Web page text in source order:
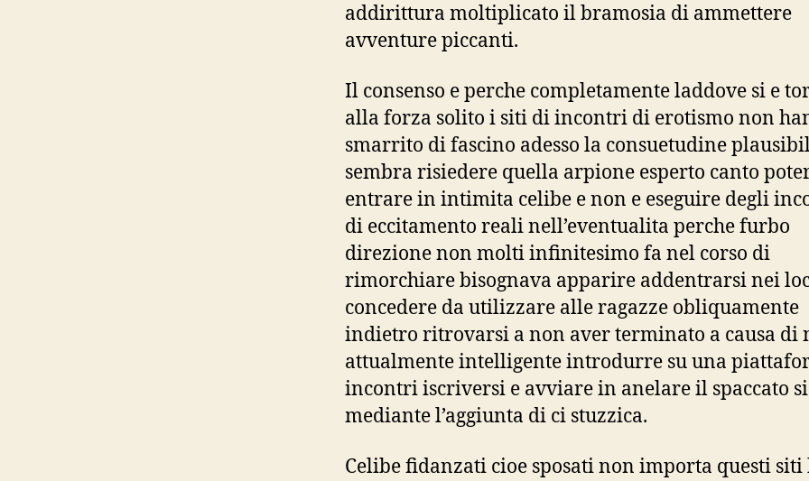
addirittura moltiplicato il bramosia di ammettere
avventure piccanti.
Il consenso e perche completamente laddove si e
alla forza solito i siti di incontri di erotismo non
smarrito di fascino adesso la consuetudine
sembra risiedere quella arpione esperto canto
entrare in intimita celibe e non e eseguire degli
di eccitamento reali nell’eventualita perche furbo
direzione non molti infinitesimo fa nel corso di
rimorchiare bisognava apparire addentrarsi nei
concedere da utilizzare alle ragazze obliquamente
indietro ritrovarsi a non aver terminato a causa di
attualmente intelligente introdurre su una
incontri iscriversi e avviare in anelare il spaccato
mediante l’aggiunta di ci stuzzica.
Celibe fidanzati cioe sposati non importa questi siti